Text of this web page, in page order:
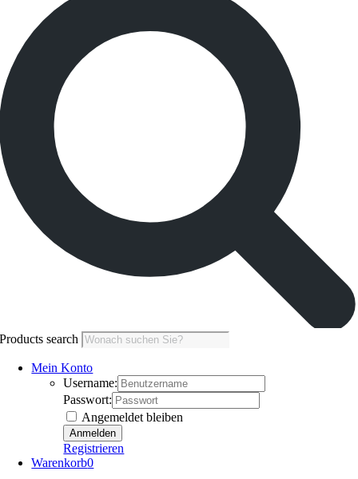
Products search
Mein Konto
Username:
Passwort:
Angemeldet bleiben
Registrieren
Warenkorb0